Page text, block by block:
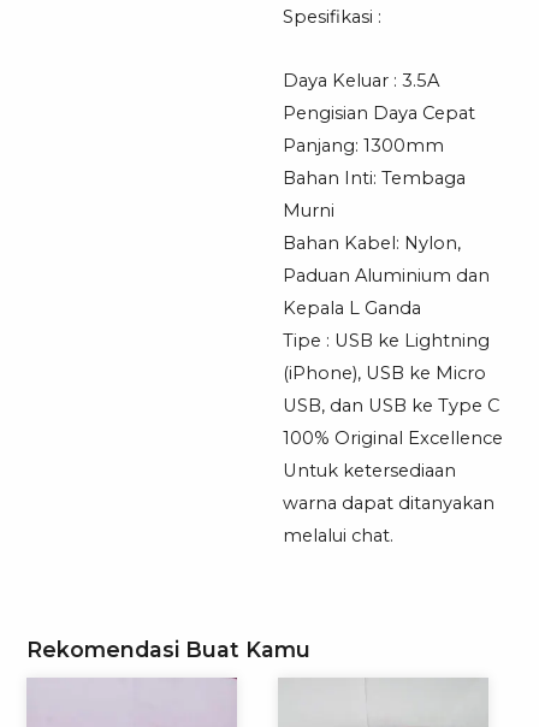
Spesifikasi :
Daya Keluar : 3.5A
Pengisian Daya Cepat
Panjang: 1300mm
Bahan Inti: Tembaga
Murni
Bahan Kabel: Nylon,
Paduan Aluminium dan
Kepala L Ganda
Tipe : USB ke Lightning
(iPhone), USB ke Micro
USB, dan USB ke Type C
100% Original Excellence
Untuk ketersediaan
warna dapat ditanyakan
melalui chat.
Rekomendasi Buat Kamu